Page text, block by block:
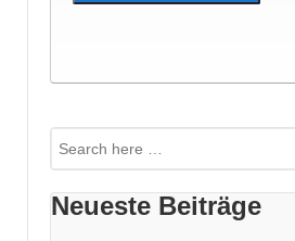
Suche
nach:
Neueste Beiträge